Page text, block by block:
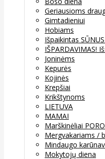
Geriausioms
Gimtadieniui
Hobiams
Išpaikintas
IŠPARDAVIMAS!
Joninėms
Kepurės
Kojinės
Krepšiai
Krikštynoms
LIETUVA
MAMAI
Marškinėliai
Mergvakariams /
Mindaugo
Mokytojų diena